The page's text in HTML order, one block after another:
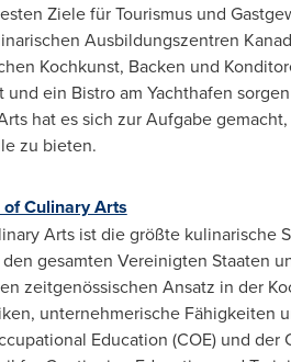
Ziele für Tourismus und
Ausbildungszentren
Kochkunst, Backen und
ein Bistro am Yachthafen
hat es sich zur Aufgabe
zu bieten.
Culinary Arts
Arts ist die größte kulinarische
gesamten Vereinigten Staaten
zeitgenössischen Ansatz in der
unternehmerische
Education (COE) und